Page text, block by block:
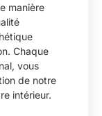
manière
Chaque
vous
de notre
intérieur.